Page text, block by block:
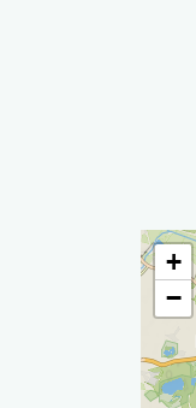
+
−